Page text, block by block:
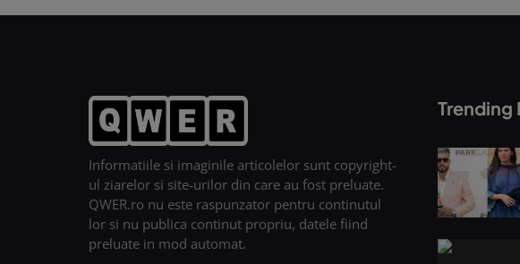
Informatiile si imaginile articolelor sunt copyright-
ul ziarelor si site-urilor din care au fost preluate.
QWER.ro nu este raspunzator pentru continutul
lor si nu publica continut propriu, datele fiind
preluate in mod automat.
Trending